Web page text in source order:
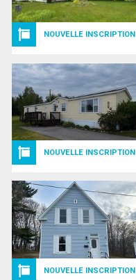
NOUVELLE INSCRIPTION
NOUVELLE INSCRIPTION
NOUVELLE INSCRIPTION